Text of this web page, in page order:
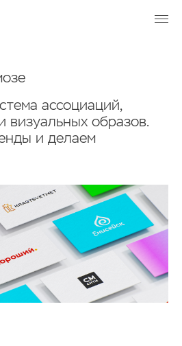
ассоциаций,
визуальных образов.
и делаем